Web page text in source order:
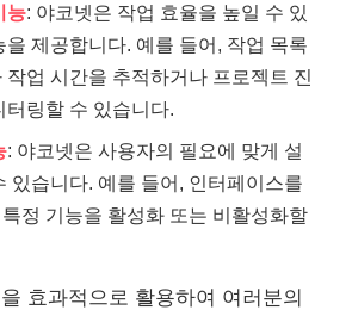
능: 야코넷은 작업 효율을 높일 수 있
을 제공합니다. 예를 들어, 작업 목록
작업 시간을 추적하거나 프로젝트 진
터링할 수 있습니다.
: 야코넷은 사용자의 필요에 맞게 설
있습니다. 예를 들어, 인터페이스를
정 기능을 활성화 또는 비활성화할
효과적으로 활용하여 여러분의